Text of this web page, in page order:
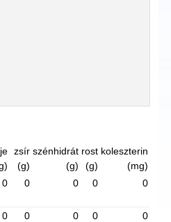
zsír
(g)
szénhidrát
(g)
rost
(g)
koleszterin
(mg)
0 0 0 0 0
0 0 0 0 0